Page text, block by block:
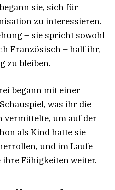
sie, sich für
zu interessieren.
– sie spricht sowohl
Französisch – half ihr,
zu bleiben.
begann mit einer
was ihr die
vermittelte, um auf der
als Kind hatte sie
und im Laufe
Fähigkeiten weiter.